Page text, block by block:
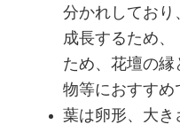
分かれしており
成長するため
ため、花壇の縁
物等におすすめ
葉は卵形、大き